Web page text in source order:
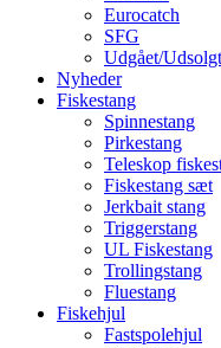
Eurocatch
SFG
Udgået/Udsolgt
Nyheder
Fiskestang
Spinnestang
Pirkestang
Teleskop
Fiskestang sæt
Jerkbait stang
Triggerstang
UL Fiskestang
Trollingstang
Fluestang
Fiskehjul
Fastspolehjul